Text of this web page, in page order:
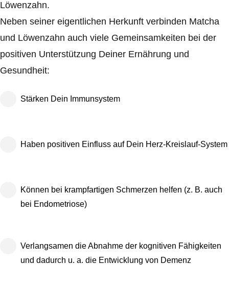
Löwenzahn.
Neben seiner eigentlichen Herkunft verbinden Matcha
und Löwenzahn auch viele Gemeinsamkeiten bei der
positiven Unterstützung Deiner Ernährung und
Gesundheit:
Stärken Dein Immunsystem
Haben positiven Einfluss auf Dein Herz-Kreislauf-System
Können bei krampfartigen Schmerzen helfen (z. B. auch
bei Endometriose)
Verlangsamen die Abnahme der kognitiven Fähigkeiten
und dadurch u. a. die Entwicklung von Demenz